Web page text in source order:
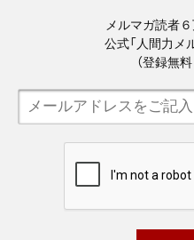
メルマガ読者
公式「人間力メ
（登録無